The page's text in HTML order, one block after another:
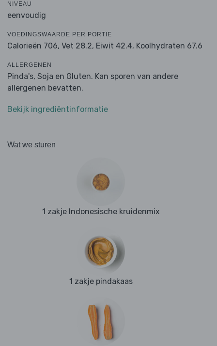
NIVEAU
eenvoudig
VOEDINGSWAARDE PER PORTIE
Calorieën 706, Vet 28.2, Eiwit 42.4, Koolhydraten 67.6
ALLERGENEN
Pinda's, Soja en Gluten. Kan sporen van andere
allergenen bevatten.
Bekijk ingrediëntinformatie
Wat we sturen
1 zakje Indonesische kruidenmix
1 zakje pindakaas